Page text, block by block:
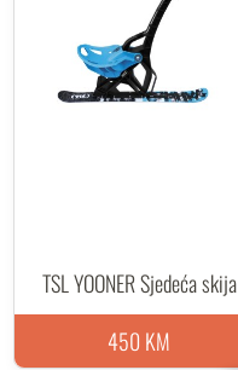
TSL YOONER Sjedeća skija
450 KM